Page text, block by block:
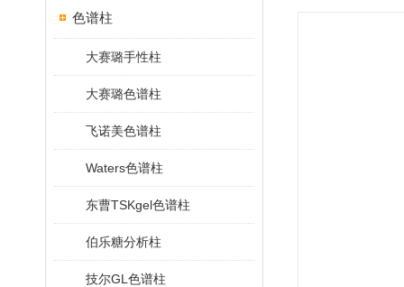
色谱柱
大赛璐手性柱
大赛璐色谱柱
飞诺美色谱柱
Waters色谱柱
东曹TSKgel色谱柱
伯乐糖分析柱
技尔GL色谱柱